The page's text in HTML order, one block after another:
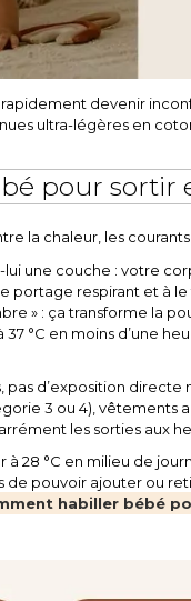
devenir
ultra-légères en
pour sortir
la chaleur, les
une couche : votre
portage respirant et à
» : ça transforme la
37 °C en moins d’une
pas d’exposition
3 ou 4), vêtements
les sorties aux
à 28 °C en milieu de
de pouvoir ajouter ou
habiller bébé